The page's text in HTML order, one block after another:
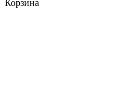
Корзина